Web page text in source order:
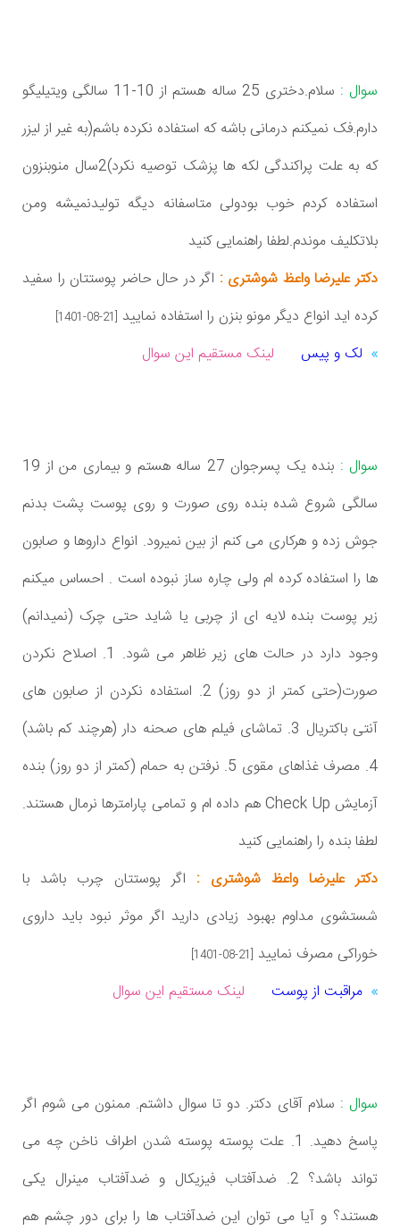
سوال :
سلام.دختری 25 ساله هستم از 10-11 سالگی ویتیلیگو
دارم.فک نمیکنم درمانی باشه که استفاده نکرده باشم(به غیر از لیزر
که به علت پراکندگی لکه ها پزشک توصیه نکرد)2سال منوبنزون
استفاده کردم خوب بودولی متاسفانه دیگه تولیدنمیشه ومن
بلاتکلیف موندم.لطفا راهنمایی کنید
دکتر علیرضا واعظ شوشتری : اگر در حال حاضر پوستتان را سفید
کرده اید انواع دیگر مونو بنزن را استفاده نمایید [1401-08-21]
لک و پیس لینک مستقیم این سوال
سوال :
بنده یک پسرجوان 27 ساله هستم و بیماری من از 19
سالگی شروع شده بنده روی صورت و روی پوست پشت بدنم
جوش زده و هرکاری می کنم از بین نمیرود. انواع داروها و صابون
ها را استفاده کرده ام ولی چاره ساز نبوده است . احساس میکنم
زیر پوست بنده لایه ای از چربی یا شاید حتی چرک (نمیدانم)
وجود دارد در حالت های زیر ظاهر می شود. 1. اصلاح نکردن
صورت(حتی کمتر از دو روز) 2. استفاده نکردن از صابون های
آنتی باکتریال 3. تماشای فیلم های صحنه دار (هرچند کم باشد)
4. مصرف غذاهای مقوی 5. نرفتن به حمام (کمتر از دو روز) بنده
آزمایش Check Up هم داده ام و تمامی پارامترها نرمال هستند.
لطفا بنده را راهنمایی کنید
دکتر علیرضا واعظ شوشتری : اگر پوستتان چرب باشد با
شستشوی مداوم بهبود زیادی دارید اگر موثر نبود باید داروی
خوراکی مصرف نمایید [1401-08-21]
مراقبت از پوست لینک مستقیم این سوال
سوال : سلام آقای دکتر. دو تا سوال داشتم. ممنون می شوم اگر
پاسخ دهید. 1. علت پوسته پوسته شدن اطراف ناخن چه می
تواند باشد؟ 2. ضدآفتاب فیزیکال و ضدآفتاب مینرال یکی
هستند؟ و آیا می توان این ضدآفتاب ها را برای دور چشم هم